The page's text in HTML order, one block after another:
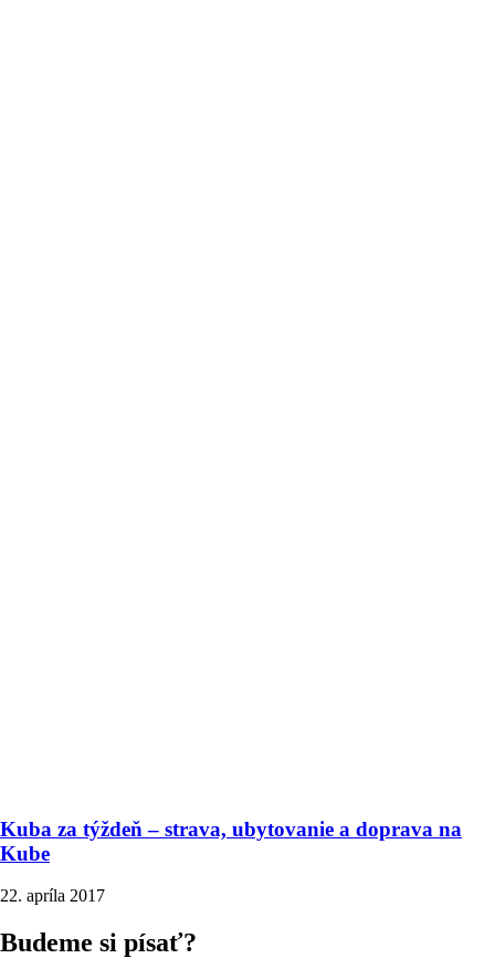
Kuba za týždeň – strava, ubytovanie a doprava na
Kube
22. apríla 2017
Budeme si písať?